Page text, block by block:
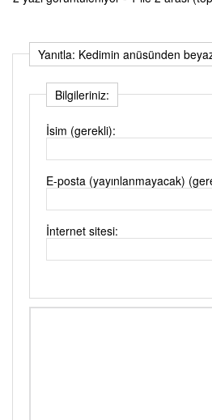
Yanıtla: Kedimin anüsünden
Bilgileriniz:
İsim (gerekli):
E-posta (yayınlanmayacak)
İnternet sitesi: